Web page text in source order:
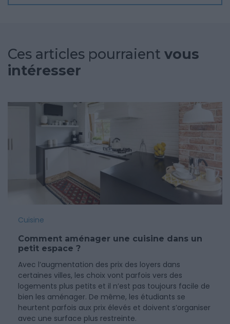
Ces articles pourraient vous
intéresser
Cuisine
Comment aménager une cuisine dans un
petit espace ?
Avec l’augmentation des prix des loyers dans
certaines villes, les choix vont parfois vers des
logements plus petits et il n’est pas toujours facile de
bien les aménager. De même, les étudiants se
heurtent parfois aux prix élevés et doivent s’organiser
avec une surface plus restreinte.